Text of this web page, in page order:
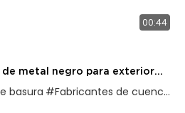
00:44
de metal negro para exterior
fácil desmontaje y limpieza.
basura #Fabricantes de cuencos de basura